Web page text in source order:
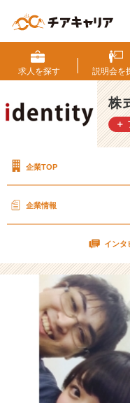
い
先
輩
で
す
（
ロ
り
【
社
ア
イ
ン
テ
求人を探す 説明会を
株
＋
企業TOP
企業情報
インタ